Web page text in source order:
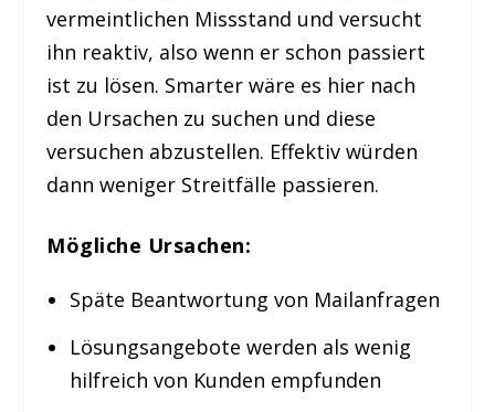
vermeintlichen Missstand und versucht
ihn reaktiv, also wenn er schon passiert
ist zu lösen. Smarter wäre es hier nach
den Ursachen zu suchen und diese
versuchen abzustellen. Effektiv würden
dann weniger Streitfälle passieren.
Mögliche Ursachen:
Späte Beantwortung von Mailanfragen
Lösungsangebote werden als wenig
hilfreich von Kunden empfunden